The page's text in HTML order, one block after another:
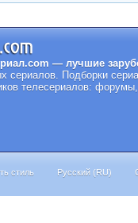
— лучшие
сериалов. Подборки
телесериалов:
стиль Русский (RU)